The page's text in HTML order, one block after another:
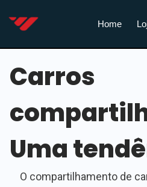
Home
Carros
Uma
O compartilhamento de